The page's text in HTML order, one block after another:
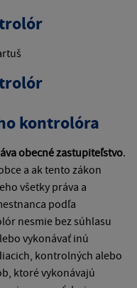
kontrolóra
obecné zastupiteľstvo.
a ak tento zákon
všetky práva a
podľa
nesmie bez súhlasu
vykonávať inú
kontrolných alebo
ktoré vykonávajú